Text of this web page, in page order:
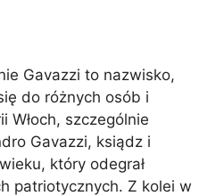
Gavazzi to nazwisko,
do różnych osób i
Włoch, szczególnie
Gavazzi, ksiądz i
który odegrał
patriotycznych. Z kolei w